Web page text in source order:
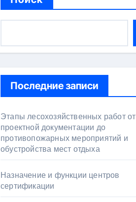
Последние записи
Этапы лесохозяйственных работ от
проектной документации до
противопожарных мероприятий и
обустройства мест отдыха
Назначение и функции центров
сертификации